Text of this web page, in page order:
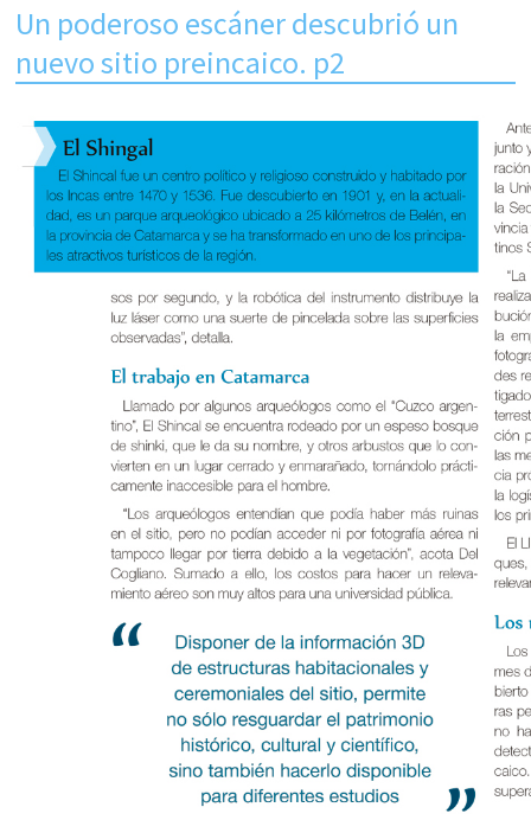
Un poderoso escáner descubrió un
nuevo sitio preincaico. p2